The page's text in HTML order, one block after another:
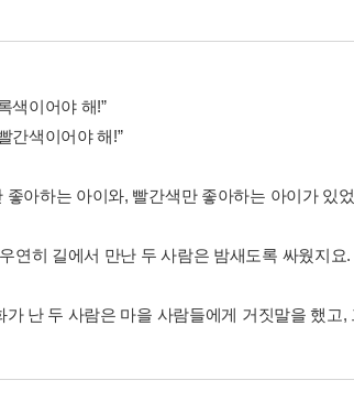
색이어야 해!”
간색이어야 해!”
좋아하는 아이와, 빨간색만 좋아하는 아이가 있
연히 길에서 만난 두 사람은 밤새도록 싸웠지요.
가 난 두 사람은 마을 사람들에게 거짓말을 했고